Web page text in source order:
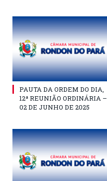
PAUTA DA ORDEM DO DIA,
12ª REUNIÃO ORDINÁRIA –
02 DE JUNHO DE 2025